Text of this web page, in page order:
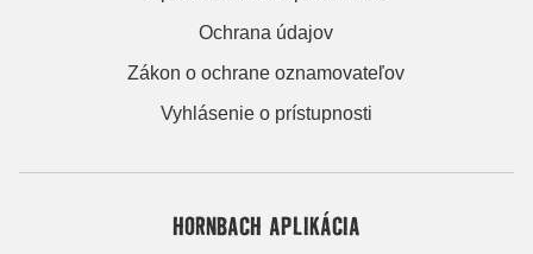
Ochrana údajov
Zákon o ochrane oznamovateľov
Vyhlásenie o prístupnosti
HORNBACH APLIKÁCIA